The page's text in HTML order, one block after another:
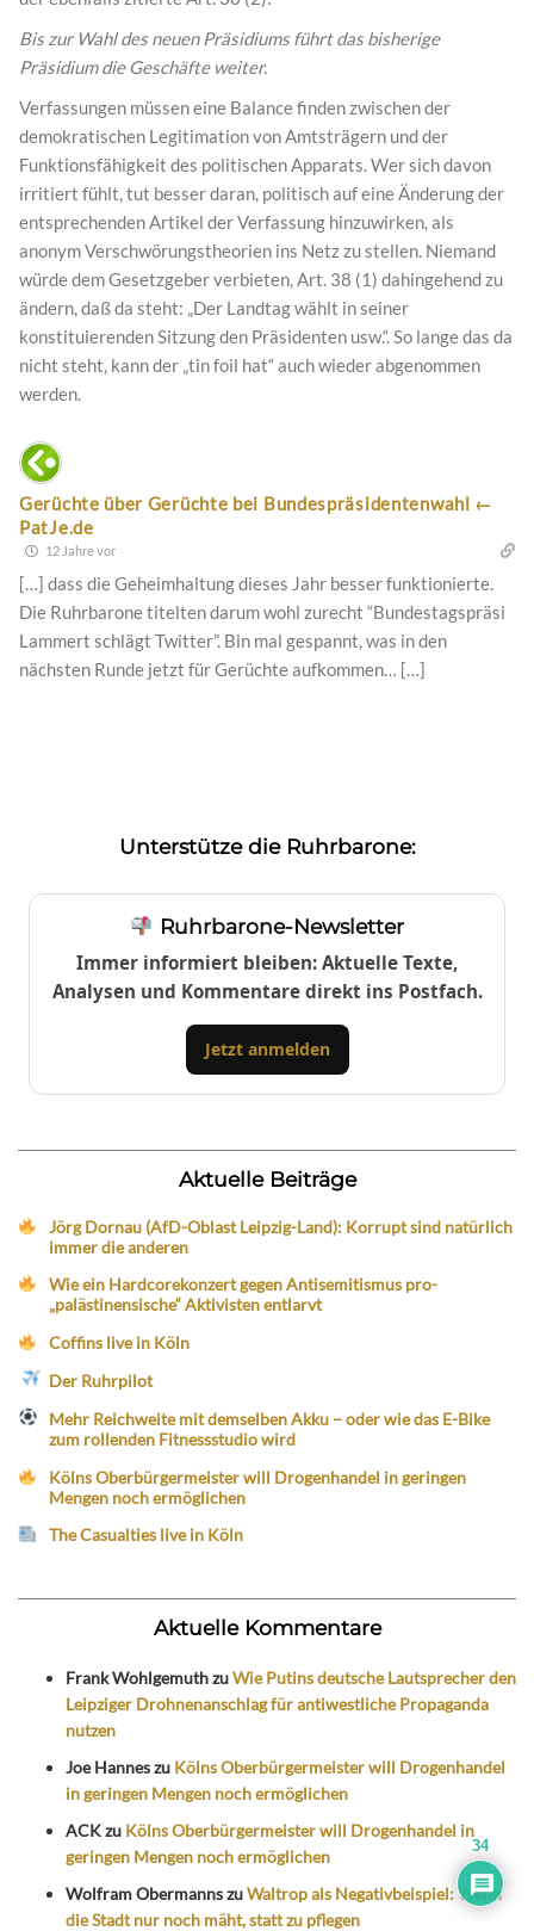
Bis zur Wahl des neuen Präsidiums führt das bisherige
Präsidium die Geschäfte weiter.
Verfassungen müssen eine Balance finden zwischen der
demokratischen Legitimation von Amtsträgern und der
Funktionsfähigkeit des politischen Apparats. Wer sich davon
irritiert fühlt, tut besser daran, politisch auf eine Änderung der
entsprechenden Artikel der Verfassung hinzuwirken, als
anonym Verschwörungstheorien ins Netz zu stellen. Niemand
würde dem Gesetzgeber verbieten, Art. 38 (1) dahingehend zu
ändern, daß da steht: „Der Landtag wählt in seiner
konstituierenden Sitzung den Präsidenten usw.“. So lange das da
nicht steht, kann der „tin foil hat“ auch wieder abgenommen
werden.
Gerüchte über Gerüchte bei Bundespräsidentenwahl ←
PatJe.de
12 Jahre vor
[…] dass die Geheimhaltung dieses Jahr besser funktionierte.
Die Ruhrbarone titelten darum wohl zurecht “Bundestagspräsi
Lammert schlägt Twitter”. Bin mal gespannt, was in den
nächsten Runde jetzt für Gerüchte aufkommen… […]
Unterstütze die Ruhrbarone:
Ruhrbarone-Newsletter
Immer informiert bleiben: Aktuelle Texte,
Analysen und Kommentare direkt ins Postfach.
Jetzt anmelden
Aktuelle Beiträge
Jörg Dornau (AfD-Oblast Leipzig-Land): Korrupt sind natürlich
immer die anderen
Wie ein Hardcorekonzert gegen Antisemitismus pro-
„palästinensische“ Aktivisten entlarvt
Coffins live in Köln
Der Ruhrpilot
Mehr Reichweite mit demselben Akku – oder wie das E-Bike
zum rollenden Fitnessstudio wird
Kölns Oberbürgermeister will Drogenhandel in geringen
Mengen noch ermöglichen
The Casualties live in Köln
Aktuelle Kommentare
Frank WohlgemuthzuWie Putins deutsche Lautsprecher den
Leipziger Drohnenanschlag für antiwestliche Propaganda
nutzen
Joe Hanneszu Kölns Oberbürgermeister will Drogenhandel
in geringen Mengen noch ermöglichen
ACKzu Kölns Oberbürgermeister will Drogenhandel in
geringen Mengen noch ermöglichen
Wolfram ObermannszuWaltrop als Negativbeispiel: Wenn
die Stadt nur noch mäht, statt zu pflegen
34